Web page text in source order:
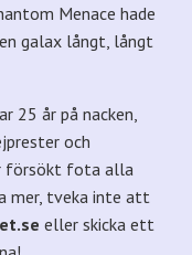
Menace hade
galax långt, långt
25 år på nacken,
och
försökt fota alla
mer, tveka inte att
eller skicka ett